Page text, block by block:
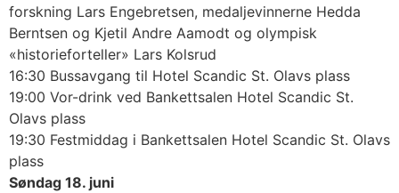
forskning Lars Engebretsen, medaljevinnerne Hedda
Berntsen og Kjetil Andre Aamodt og olympisk
«historieforteller» Lars Kolsrud
16:30 Bussavgang til Hotel Scandic St. Olavs plass
19:00 Vor-drink ved Bankettsalen Hotel Scandic St.
Olavs plass
19:30 Festmiddag i Bankettsalen Hotel Scandic St. Olavs
plass
Søndag 18. juni